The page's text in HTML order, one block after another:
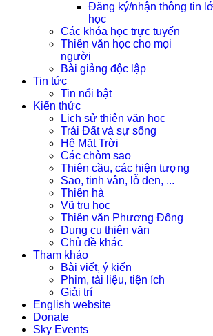
Đăng ký/nhận thông tin
học
Các khóa học trực tuyến
Thiên văn học cho mọi
người
Bài giảng độc lập
Tin tức
Tin nổi bật
Kiến thức
Lịch sử thiên văn học
Trái Đất và sự sống
Hệ Mặt Trời
Các chòm sao
Thiên cầu, các hiện tượng
Sao, tinh vân, lỗ đen, ...
Thiên hà
Vũ trụ học
Thiên văn Phương Đông
Dụng cụ thiên văn
Chủ đề khác
Tham khảo
Bài viết, ý kiến
Phim, tài liệu, tiện ích
Giải trí
English website
Donate
Sky Events